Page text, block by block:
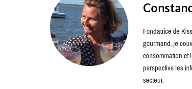
Fondatrice de
gourmand, je
consommation et
perspective les
secteur.